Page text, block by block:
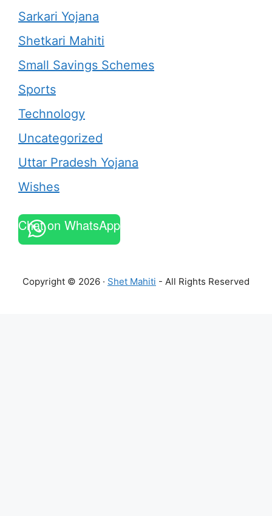
Sarkari Yojana
Shetkari Mahiti
Small Savings Schemes
Sports
Technology
Uncategorized
Uttar Pradesh Yojana
Wishes
Chat on WhatsApp
Copyright © 2026 · Shet Mahiti - All Rights Reserved